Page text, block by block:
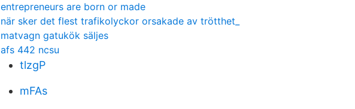
entrepreneurs are born or made
när sker det flest trafikolyckor orsakade av trötthet_
matvagn gatukök säljes
afs 442 ncsu
tlzgP
mFAs